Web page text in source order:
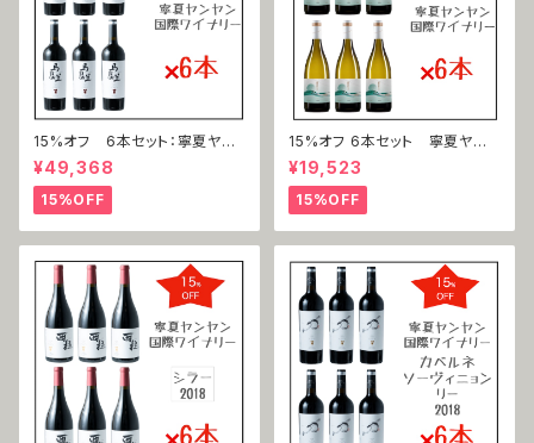
15%オフ 6本セット：寧夏ヤン
ヤン国際ワイナリー 馬瑟蘭（マ
ルスラン）2019
¥49,368
15%OFF
15%オフ 6本セット 寧夏ヤン
ヤン国際ワイナリー 寧夏ヤン
ヤン国際ワイナリー 霞多麗（シ
ャルドネ）2021
¥19,523
15%OFF